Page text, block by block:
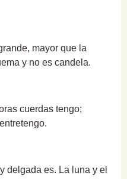
mayor que la
y no es candela.
cuerdas tengo;
delgada es. La luna y el